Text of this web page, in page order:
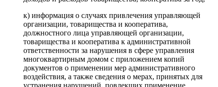
к) информация о случаях привлечения управляющей
организации, товарищества и кооператива,
должностного лица управляющей организации,
товарищества и кооператива к административной
ответственности за нарушения в сфере управления
многоквартирным домом с приложением копий
документов о применении мер административного
воздействия, а также сведения о мерах, принятых для
устранения нарушений, повлекших применение